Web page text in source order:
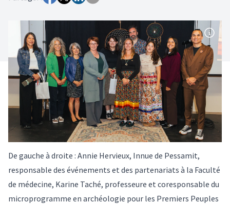
De gauche à droite : Annie Hervieux, Innue de Pessamit,
responsable des événements et des partenariats à la Faculté
de médecine, Karine Taché, professeure et coresponsable du
microprogramme en archéologie pour les Premiers Peuples